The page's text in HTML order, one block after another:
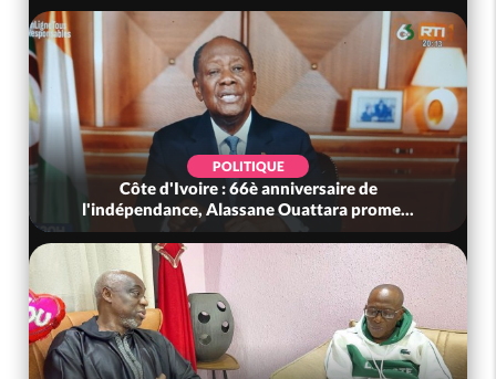
POLITIQUE
Côte d'Ivoire : 66è anniversaire de
l'indépendance, Alassane Ouattara prome...